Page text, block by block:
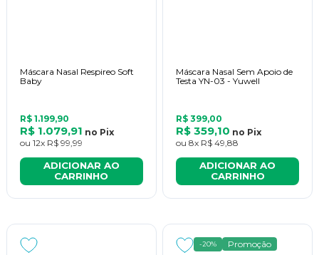
Máscara Nasal Respireo Soft
Baby
R$ 1.199,90
R$ 1.079,91 no Pix
ou 12x R$ 99,99
ADICIONAR AO
CARRINHO
Máscara Nasal Sem Apoio de
Testa YN-03 - Yuwell
R$ 399,00
R$ 359,10 no Pix
ou 8x R$ 49,88
ADICIONAR AO
CARRINHO
-20% Promoção